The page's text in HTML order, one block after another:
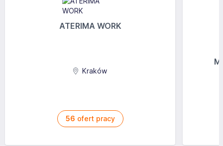
ATERIMA WORK
Kraków
56 ofert pracy